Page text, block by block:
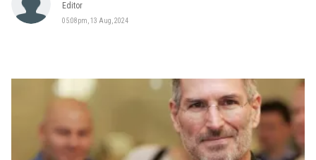
Editor
05:08pm, 13 Aug, 2024